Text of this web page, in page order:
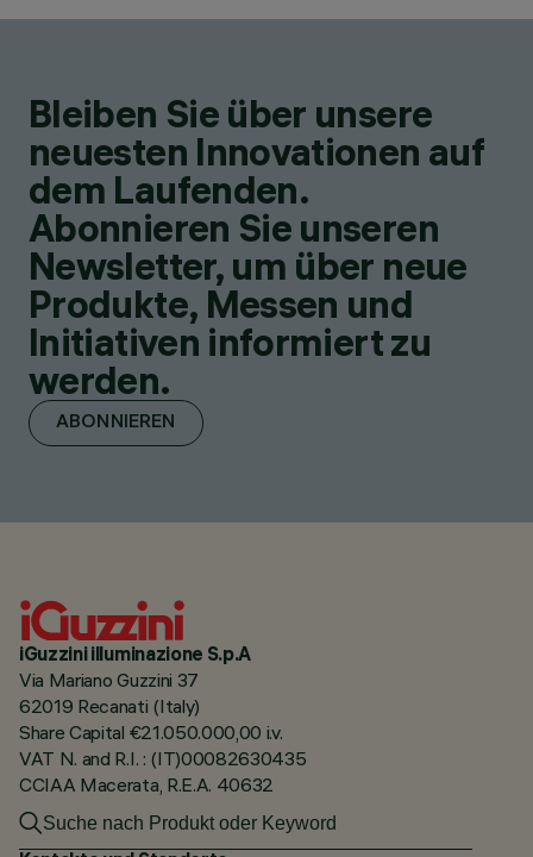
Bleiben Sie über unsere
neuesten Innovationen auf
dem Laufenden.
Abonnieren Sie unseren
Newsletter, um über neue
Produkte, Messen und
Initiativen informiert zu
werden.
ABONNIEREN
iGuzzini illuminazione S.p.A
Via Mariano Guzzini 37
62019 Recanati (Italy)
Share Capital €21.050.000,00 i.v.
VAT N. and R.I. : (IT)00082630435
CCIAA Macerata, R.E.A. 40632